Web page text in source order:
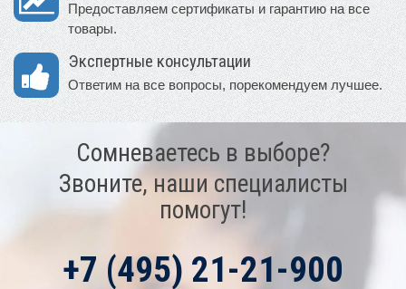
Предоставляем сертификаты и гарантию на все
товары.
Экспертные консультации
Ответим на все вопросы, порекомендуем лучшее.
Сомневаетесь в выборе?
Звоните, наши специалисты
помогут!
+7 (495) 21-21-900